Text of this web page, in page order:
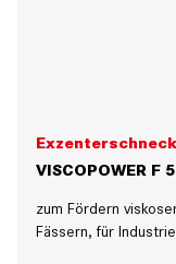
VISCOPOWER F
zum Fördern
Fässern, für